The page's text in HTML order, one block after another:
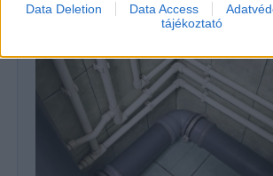
Data Deletion Data Access
tájékoztató